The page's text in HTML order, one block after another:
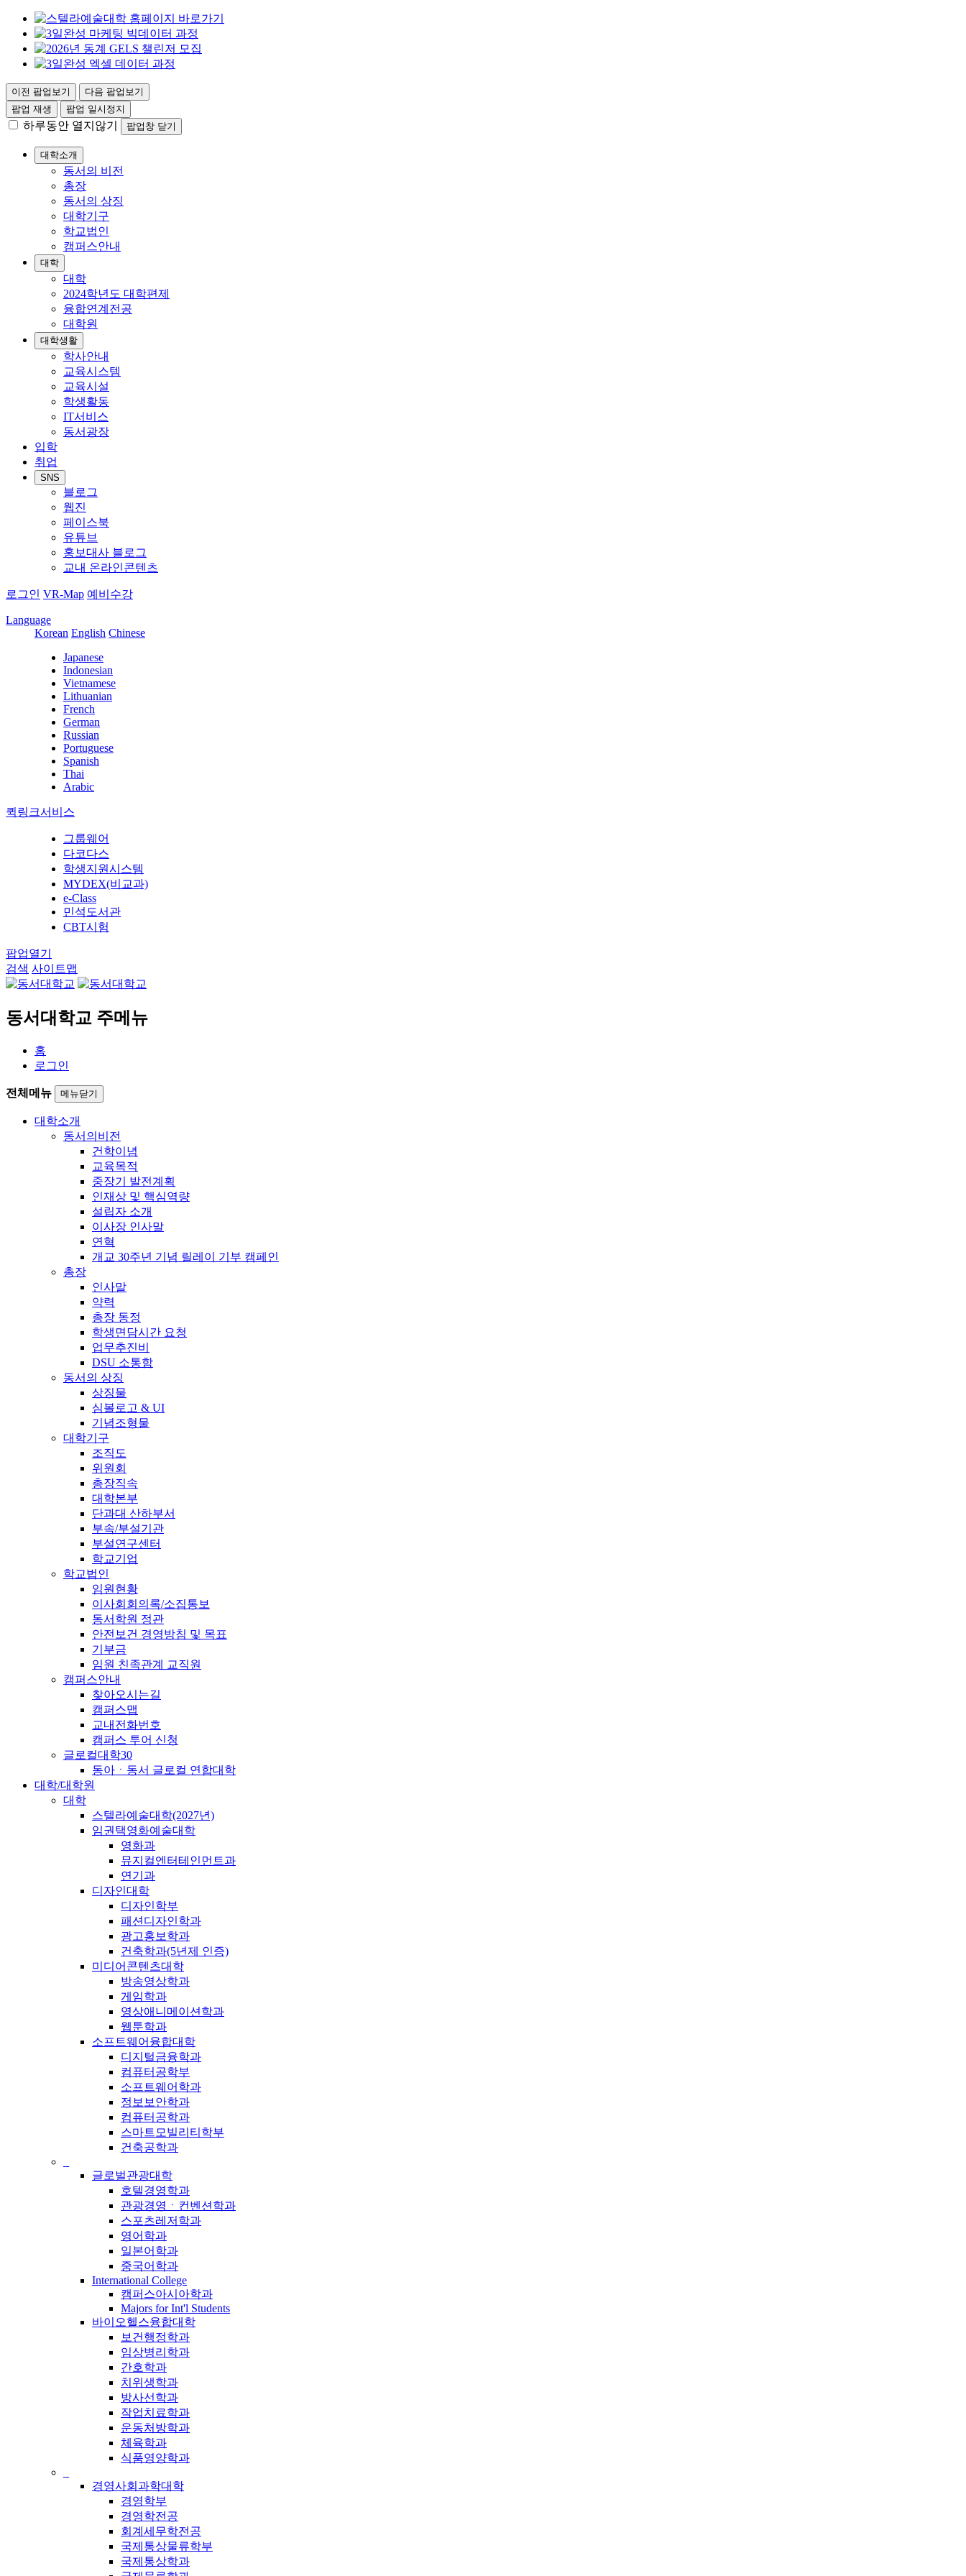
이전 팝업보기
다음 팝업보기
팝업 재생
팝업 일시정지
하루동안 열지않기 팝업창 닫기
대학소개
동서의 비전
총장
동서의 상징
대학기구
학교법인
캠퍼스안내
대학
대학
2024학년도 대학편제
융합연계전공
대학원
대학생활
학사안내
교육시스템
교육시설
학생활동
IT서비스
동서광장
입학
취업
SNS
블로그
웹진
페이스북
유튜브
홍보대사 블로그
교내 온라인콘텐츠
로그인 VR-Map 예비수강
Language
Korean English Chinese
Japanese
Indonesian
Vietnamese
Lithuanian
French
German
Russian
Portuguese
Spanish
Thai
Arabic
퀵링크서비스
그룹웨어
다코다스
학생지원시스템
MYDEX(비교과)
e-Class
민석도서관
CBT시험
팝업열기
검색 사이트맵
동서대학교 주메뉴
홈
로그인
전체메뉴 메뉴닫기
대학소개
동서의비전
건학이념
교육목적
중장기 발전계획
인재상 및 핵심역량
설립자 소개
이사장 인사말
연혁
개교 30주년 기념 릴레이 기부 캠페인
총장
인사말
약력
총장 동정
학생면담시간 요청
업무추진비
DSU 소통함
동서의 상징
상징물
심볼로고 & UI
기념조형물
대학기구
조직도
위원회
총장직속
대학본부
단과대 산하부서
부속/부설기관
부설연구센터
학교기업
학교법인
임원현황
이사회회의록/소집통보
동서학원 정관
안전보건 경영방침 및 목표
기부금
임원 친족관계 교직원
캠퍼스안내
찾아오시는길
캠퍼스맵
교내전화번호
캠퍼스 투어 신청
글로컬대학30
동아ㆍ동서 글로컬 연합대학
대학/대학원
대학
스텔라예술대학(2027년)
임권택영화예술대학
영화과
뮤지컬엔터테인먼트과
연기과
디자인대학
디자인학부
패션디자인학과
광고홍보학과
건축학과(5년제 인증)
미디어콘텐츠대학
방송영상학과
게임학과
영상애니메이션학과
웹툰학과
소프트웨어융합대학
디지털금융학과
컴퓨터공학부
소프트웨어학과
정보보안학과
컴퓨터공학과
스마트모빌리티학부
건축공학과
글로벌관광대학
호텔경영학과
관광경영ㆍ컨벤션학과
스포츠레저학과
영어학과
일본어학과
중국어학과
International College
캠퍼스아시아학과
Majors for Int'l Students
바이오헬스융합대학
보건행정학과
임상병리학과
간호학과
치위생학과
방사선학과
작업치료학과
운동처방학과
체육학과
식품영양학과
경영사회과학대학
경영학부
경영학전공
회계세무학전공
국제통상물류학부
국제통상학과